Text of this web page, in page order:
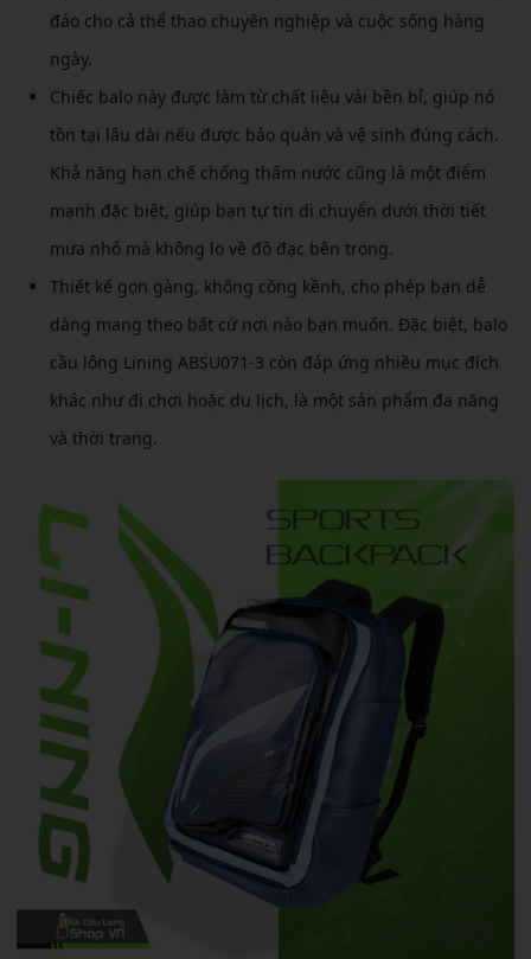
đáo cho cả thể thao chuyên nghiệp và cuộc sống hàng
ngày.
Chiếc balo này được làm từ chất liệu vải bền bỉ, giúp nó
tồn tại lâu dài nếu được bảo quản và vệ sinh đúng cách.
Khả năng hạn chế chống thấm nước cũng là một điểm
mạnh đặc biệt, giúp bạn tự tin di chuyển dưới thời tiết
mưa nhỏ mà không lo về đồ đạc bên trong.
Thiết kế gọn gàng, không cồng kềnh, cho phép bạn dễ
dàng mang theo bất cứ nơi nào bạn muốn. Đặc biệt, balo
cầu lông Lining ABSU071-3 còn đáp ứng nhiều mục đích
khác như đi chơi hoặc du lịch, là một sản phẩm đa năng
và thời trang.